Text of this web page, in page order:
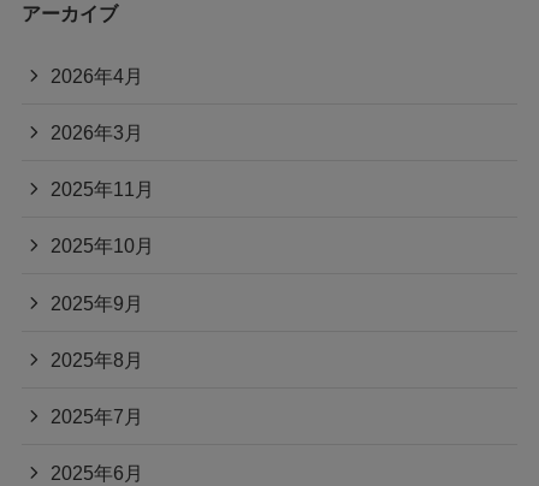
アーカイブ
2026年4月
2026年3月
2025年11月
2025年10月
2025年9月
2025年8月
2025年7月
2025年6月